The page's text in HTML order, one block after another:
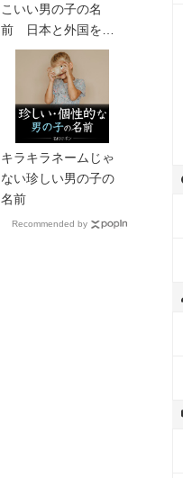
こいい男の子の名
前 日本と外国をつ
なぐグローバルネー
キラキラネームじゃ
ない珍しい男の子の
名前
Recommended by